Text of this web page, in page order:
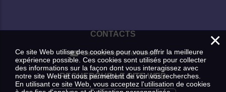
CONTACTS
Laissez votre demande
RECHERCHE LE SITE WEB
×
Ce site Web utilise des cookies pour vous offrir la meilleure
expérience possible. Ces cookies sont utilisés pour collecter
des informations sur la façon dont vous interagissez avec
notre site Web et nous permettent de voir vos recherches.
En utilisant ce site Web, vous acceptez l'utilisation de cookies